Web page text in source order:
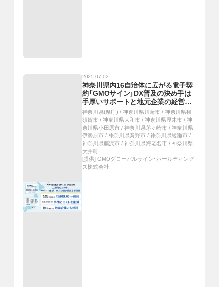
2025.07.02
神奈川県内16自治体に広がる電子契
約「GMOサイン」DX普及の決め手は
手厚いサポートと地元企業の経営支
援効果
神奈川県(県庁) / 神奈川県川崎市 / 神奈川県横
須賀市 / 神奈川県大和市 / 神奈川県厚木市 / 神
奈川県小田原市 / 神奈川県茅ヶ崎市 / 神奈川県
伊勢原市 / 神奈川県秦野市 / 神奈川県綾瀬市 /
神奈川県藤沢市 / 神奈川県海老名市 / 神奈川県
大井町
[提供] GMOグローバルサイン・ホールディング
ス株式会社